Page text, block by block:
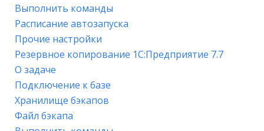
Выполнить команды
Расписание автозапуска
Прочие настройки
Резервное копирование 1С:Предприятие 7.7
О задаче
Подключение к базе
Хранилище бэкапов
Файл бэкапа